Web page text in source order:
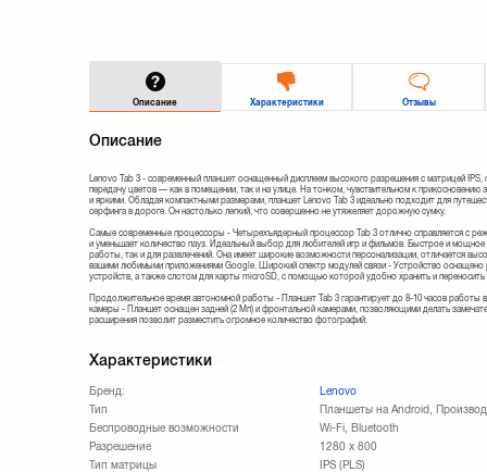
Описание Характеристики Отзывы
Описание
Lenovo Tab 3 - современный планшет оснащенный дисплеем высокого разрешения с матрицей
передачу цветов — как в помещении, так и на улице. На тонком, чувствительном к
и яркими. Обладая компактными размерами, планшет Lenovo Tab 3 идеально подходит для
серфинга в дороге. Он настолько легкий, что совершенно не утяжеляет дорожную сумку.
Самые современные процессоры - Четырехъядерный процессор Tab 3 отлично справляется с
и уменьшает количество пауз. Идеальный выбор для любителей игр и фильмов. Быстрое и
работы, так и для развлечений. Она имеет широкие возможности персонализации, отличается
вашими любимыми приложениями Google. Широкий спектр модулей связи - Устройство
устройств, а также слотом для карты microSD, с помощью которой удобно хранить и
Продолжительное время автономной работы - Планшет Tab 3 гарантирует до 8-10 часов работы
камеры - Планшет оснащен задней (2 Мп) и фронтальной камерами, позволяющими делать
расширения позволит разместить огромное количество фотографий.
Характеристики
Бренд:
Lenovo
Тип
Планшеты на Android,
Беспроводные возможности
Wi-Fi, Bluetooth
Разрешение
1280 х 800
Тип матрицы
IPS (PLS)